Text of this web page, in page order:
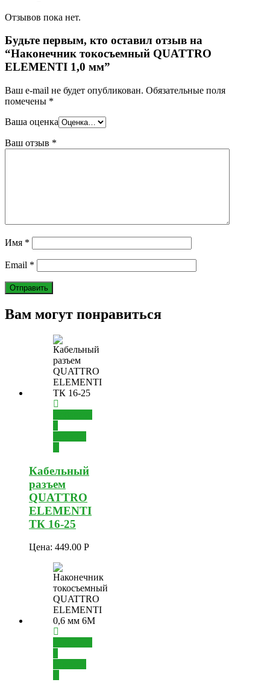
Отзывов пока нет.
Будьте первым, кто оставил отзыв на
“Наконечник токосъемный QUATTRO
ELEMENTI 1,0 мм”
Ваш e-mail не будет опубликован. Обязательные поля
помечены *
Ваша оценка
Ваш отзыв *
Имя *
Email *
Вам могут понравиться
Кабельный
разъем
QUATTRO
ELEMENTI
TК 16-25
Цена: 449.00 Р